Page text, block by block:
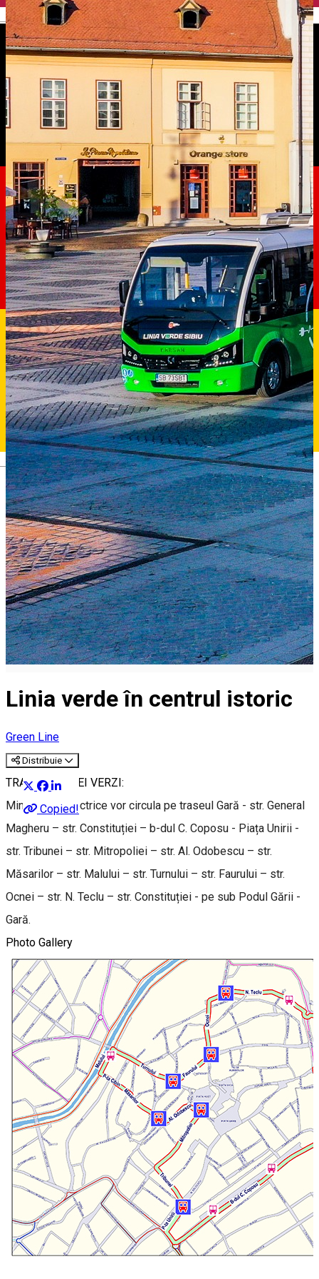
English
Deutsch
Linia verde în centrul istoric
Green Line
Distribuie
Copied!
TRASEUL LINIEI VERZI:
Minibuzele electrice vor circula pe traseul Gară - str. General
Magheru – str. Constituției – b-dul C. Coposu - Piața Unirii -
str. Tribunei – str. Mitropoliei – str. Al. Odobescu – str.
Măsarilor – str. Malului – str. Turnului – str. Faurului – str.
Ocnei – str. N. Teclu – str. Constituției - pe sub Podul Gării -
Gară.
Photo Gallery